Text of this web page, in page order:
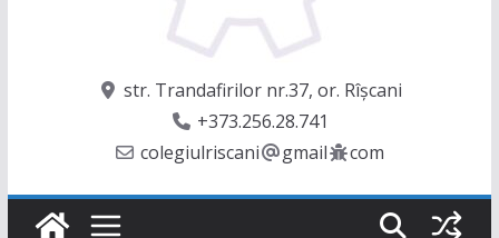
str. Trandafirilor nr.37, or. Rîşcani
+373.256.28.741
colegiulriscani
gmail com